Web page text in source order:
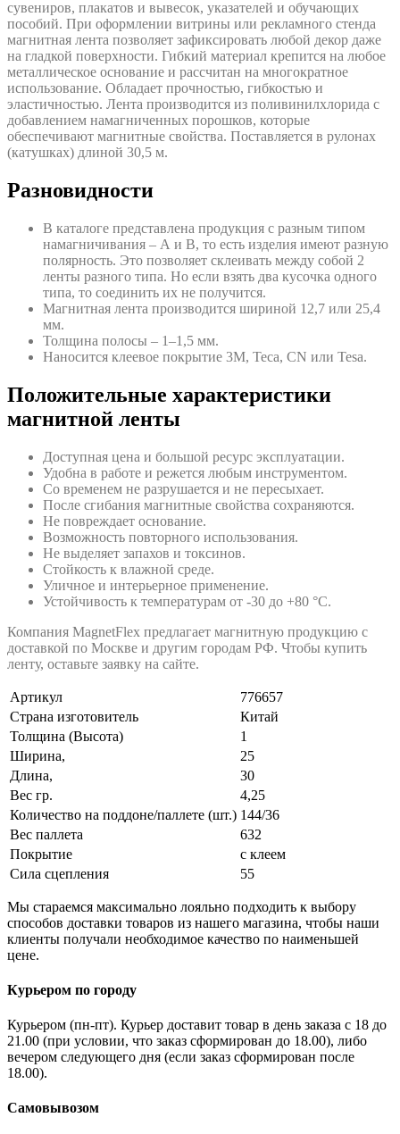
сувениров, плакатов и вывесок, указателей и обучающих
пособий. При оформлении витрины или рекламного стенда
магнитная лента позволяет зафиксировать любой декор даже
на гладкой поверхности. Гибкий материал крепится на любое
металлическое основание и рассчитан на многократное
использование. Обладает прочностью, гибкостью и
эластичностью. Лента производится из поливинилхлорида с
добавлением намагниченных порошков, которые
обеспечивают магнитные свойства. Поставляется в рулонах
(катушках) длиной 30,5 м.
Разновидности
В каталоге представлена продукция с разным типом
намагничивания – А и В, то есть изделия имеют разную
полярность. Это позволяет склеивать между собой 2
ленты разного типа. Но если взять два кусочка одного
типа, то соединить их не получится.
Магнитная лента производится шириной 12,7 или 25,4
мм.
Толщина полосы – 1–1,5 мм.
Наносится клеевое покрытие 3М, Теса, CN или Tesa.
Положительные характеристики
магнитной ленты
Доступная цена и большой ресурс эксплуатации.
Удобна в работе и режется любым инструментом.
Со временем не разрушается и не пересыхает.
После сгибания магнитные свойства сохраняются.
Не повреждает основание.
Возможность повторного использования.
Не выделяет запахов и токсинов.
Стойкость к влажной среде.
Уличное и интерьерное применение.
Устойчивость к температурам от -30 до +80 °C.
Компания MagnetFlex предлагает магнитную продукцию с
доставкой по Москве и другим городам РФ. Чтобы купить
ленту, оставьте заявку на сайте.
Артикул
776657
Страна изготовитель
Китай
Толщина (Высота)
1
Ширина,
25
Длина,
30
Вес гр.
4,25
Количество на поддоне/паллете (шт.) 144/36
Вес паллета
632
Покрытие
с клеем
Сила сцепления
55
Мы стараемся максимально лояльно подходить к выбору
способов доставки товаров из нашего магазина, чтобы наши
клиенты получали необходимое качество по наименьшей
цене.
Курьером по городу
Курьером (пн-пт). Курьер доставит товар в день заказа с 18 до
21.00 (при условии, что заказ сформирован до 18.00), либо
вечером следующего дня (если заказ сформирован после
18.00).
Самовывозом